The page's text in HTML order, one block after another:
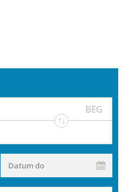
BEG
Datum do